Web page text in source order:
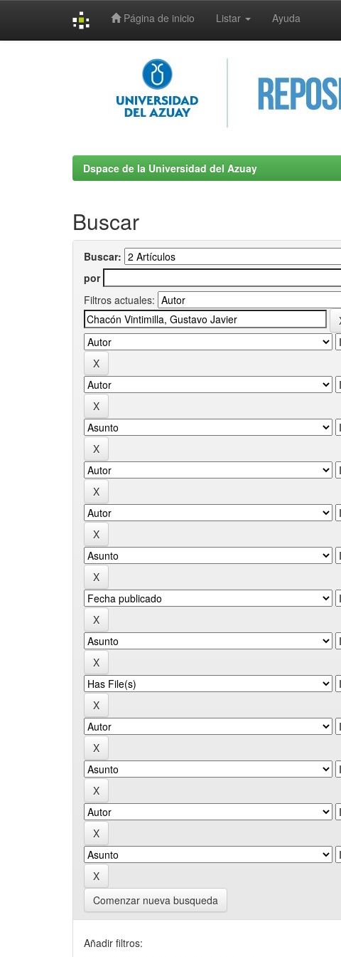
Página de inicio Listar Ayuda
Dspace de la Universidad del Azuay
Buscar
Buscar:
por
Filtros actuales:
Comenzar nueva busqueda
Añadir filtros: